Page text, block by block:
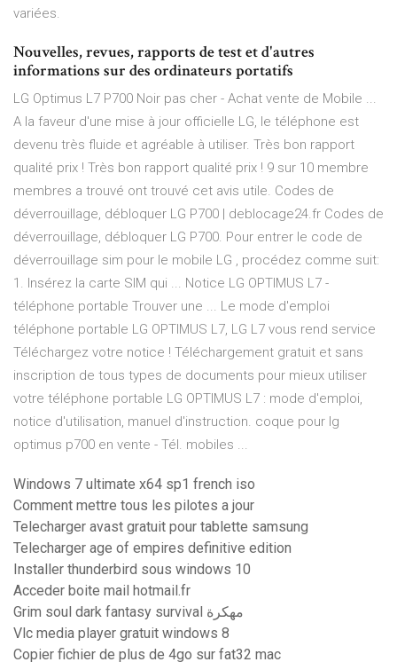
variées.
Nouvelles, revues, rapports de test et d'autres
informations sur des ordinateurs portatifs
LG Optimus L7 P700 Noir pas cher - Achat vente de Mobile ...
A la faveur d'une mise à jour officielle LG, le téléphone est
devenu très fluide et agréable à utiliser. Très bon rapport
qualité prix ! Très bon rapport qualité prix ! 9 sur 10 membre
membres a trouvé ont trouvé cet avis utile. Codes de
déverrouillage, débloquer LG P700 | deblocage24.fr Codes de
déverrouillage, débloquer LG P700. Pour entrer le code de
déverrouillage sim pour le mobile LG , procédez comme suit:
1. Insérez la carte SIM qui ... Notice LG OPTIMUS L7 -
téléphone portable Trouver une ... Le mode d'emploi
téléphone portable LG OPTIMUS L7, LG L7 vous rend service
Téléchargez votre notice ! Téléchargement gratuit et sans
inscription de tous types de documents pour mieux utiliser
votre téléphone portable LG OPTIMUS L7 : mode d'emploi,
notice d'utilisation, manuel d'instruction. coque pour lg
optimus p700 en vente - Tél. mobiles ...
Windows 7 ultimate x64 sp1 french iso
Comment mettre tous les pilotes a jour
Telecharger avast gratuit pour tablette samsung
Telecharger age of empires definitive edition
Installer thunderbird sous windows 10
Acceder boite mail hotmail.fr
Grim soul dark fantasy survival مهكرة
Vlc media player gratuit windows 8
Copier fichier de plus de 4go sur fat32 mac